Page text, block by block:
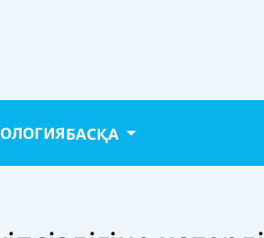
БАСҚА